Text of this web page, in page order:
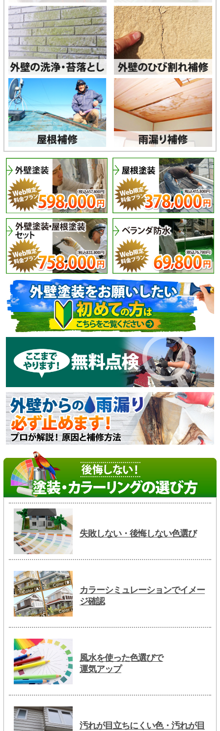
失敗しない・後悔しない色選び
カラーシミュレーションでイメー
ジ確認
風水を使った色選びで
運気アップ
汚れが目立ちにくい色・汚れが目